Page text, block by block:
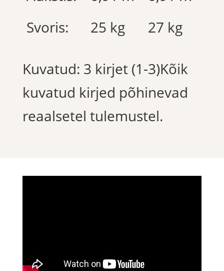
Svoris:
25 kg 27 kg
Kuvatud: 3 kirjet (1-3)Kõik
kuvatud kirjed põhinevad
reaalsetel tulemustel.